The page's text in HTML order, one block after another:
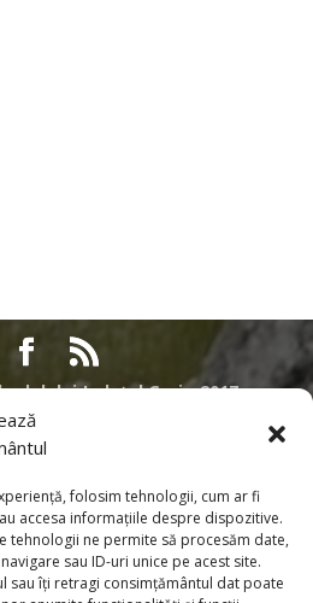
folosim tehnologii, cum ar fi
accesa informațiile despre dispozitive.
tehnologii ne permite să procesăm date,
sau ID-uri unice pe acest site.
sau îți retragi consimțământul dat poate
Județul Gorj - 2017
oficiala a Comisiei Europene. Intreaga
si coerenta acestor informatii
si PNDR. Pentru informatii despre alte
Uniunii Europene in Romania, cat si
procesul de aderare al Romaniei la
vizitati pagina de internet a Reprezentantei